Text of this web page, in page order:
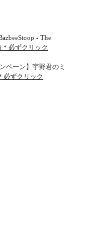
- The
＊必ずクリック
ペーン】宇野君のミ
必ずクリック